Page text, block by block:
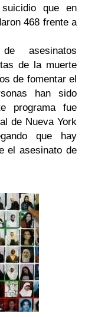
que en
468 frente a
asesinatos
de la muerte
de fomentar el
han sido
programa fue
de Nueva York
que hay
el asesinato de